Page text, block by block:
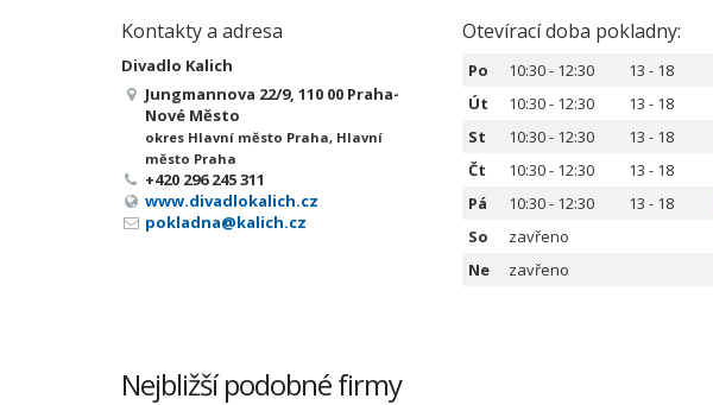
Kontakty a adresa
Divadlo Kalich
Jungmannova 22/9, 110 00 Praha-
Nové Město
okres Hlavní město Praha, Hlavní
město Praha
+420 296 245 311
www.divadlokalich.cz
pokladna@kalich.cz
Otevírací doba pokladny:
Po 10:30 - 12:30
13 - 18
Út
10:30 - 12:30
13 - 18
St
10:30 - 12:30
13 - 18
Čt
10:30 - 12:30
13 - 18
Pá
10:30 - 12:30 13 - 18
So
zavřeno
Ne
zavřeno
Nejbližší podobné firmy